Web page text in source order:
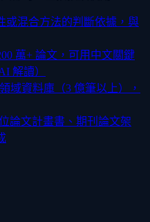
或混合方法的判斷依據，與
萬+ 論文，可用中文關鍵
解讀）
域資料庫（3 億筆以上），
論文計畫書、期刊論文架